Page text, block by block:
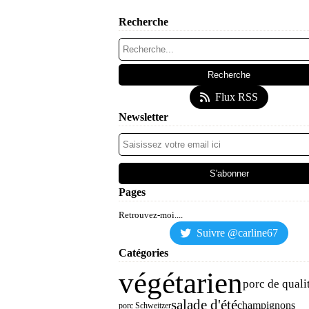
Recherche
Flux RSS
Newsletter
Pages
Retrouvez-moi....
Suivre @carline67
Catégories
végétarienporc de
porc Schweitzersalade d'étéchampignons